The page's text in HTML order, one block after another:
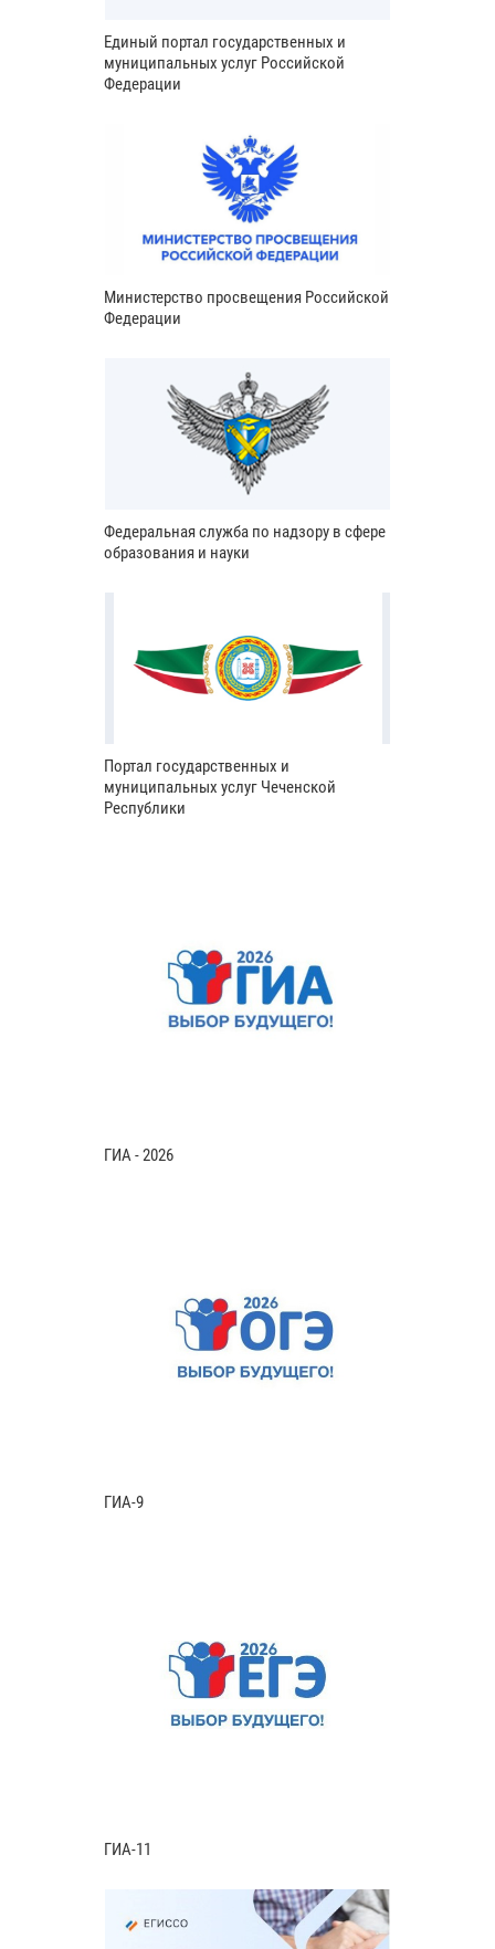
Единый портал государственных и
муниципальных услуг Российской
Федерации
Министерство просвещения Российской
Федерации
Федеральная служба по надзору в сфере
образования и науки
Портал государственных и
муниципальных услуг Чеченской
Республики
ГИА - 2026
ГИА-9
ГИА-11